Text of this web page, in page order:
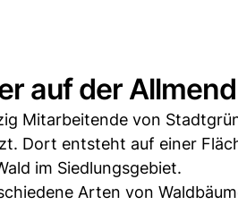
auf der
Mitarbeitende von
Dort entsteht auf einer
im Siedlungsgebiet.
Arten von